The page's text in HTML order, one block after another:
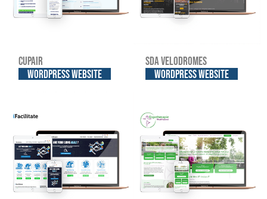
Cupair
WordPress website
SDA Velodromes
WordPress website